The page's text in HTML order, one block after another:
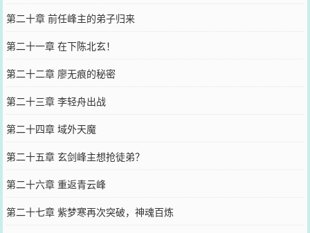
第二十章 前任峰主的弟子归来
第二十一章 在下陈北玄！
第二十二章 廖无痕的秘密
第二十三章 李轻舟出战
第二十四章 域外天魔
第二十五章 玄剑峰主想抢徒弟？
第二十六章 重返青云峰
第二十七章 紫梦寒再次突破，神魂百炼